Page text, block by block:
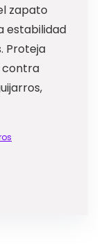
zapato
estabilidad
Proteja
contra